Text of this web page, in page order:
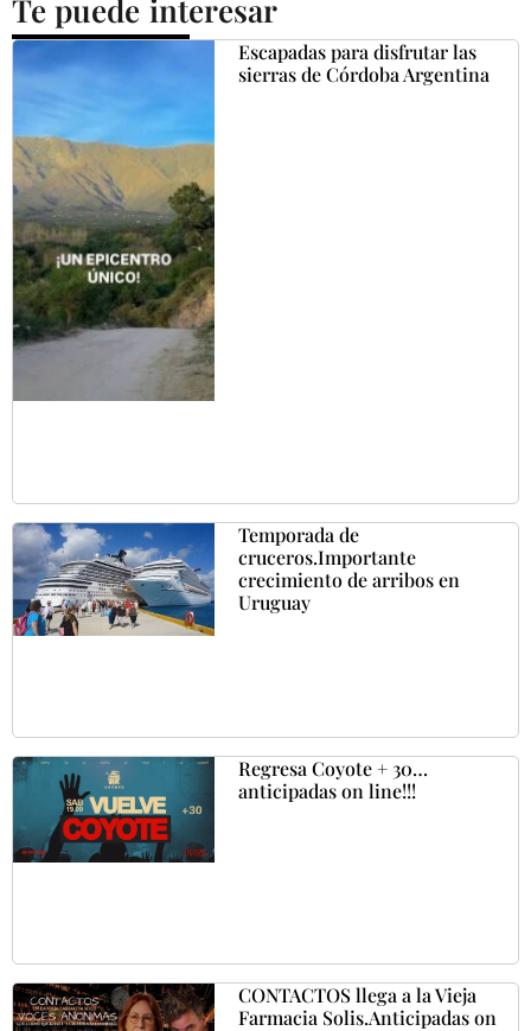
Te puede interesar
Escapadas para disfrutar las
sierras de Córdoba Argentina
Temporada de
cruceros.Importante
crecimiento de arribos en
Uruguay
Regresa Coyote + 30…
anticipadas on line!!!
CONTACTOS llega a la Vieja
Farmacia Solis.Anticipadas on